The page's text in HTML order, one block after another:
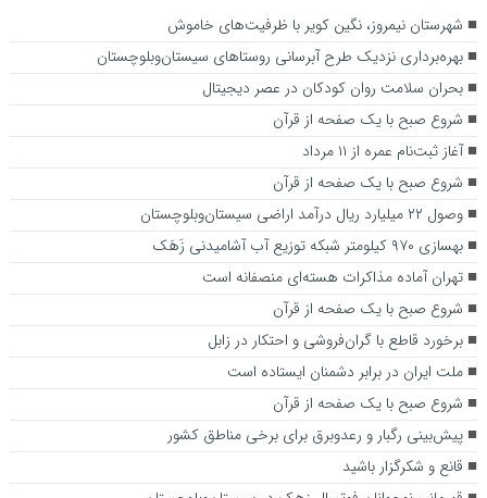
شهرستان نیمروز، نگین کویر با ظرفیت‌های خاموش
بهره‌برداری نزدیک طرح آبرسانی روستاهای سیستان‌وبلوچستان
بحران سلامت روان کودکان در عصر دیجیتال
شروع صبح با یک صفحه از قرآن
آغاز ثبت‌نام عمره از ۱۱ مرداد
شروع صبح با یک صفحه از قرآن
وصول ۲۲ میلیارد ریال درآمد اراضی سیستان‌وبلوچستان
بهسازی ۹۷۰ کیلومتر شبکه توزیع آب آشامیدنی زَهَک
تهران آماده مذاکرات هسته‌ای منصفانه است
شروع صبح با یک صفحه از قرآن
برخورد قاطع با گران‌فروشی و احتکار در زابل
ملت ایران در برابر دشمنان ایستاده است
شروع صبح با یک صفحه از قرآن
پیش‌بینی رگبار و رعدوبرق برای برخی مناطق کشور
قانع و شکرگزار باشید